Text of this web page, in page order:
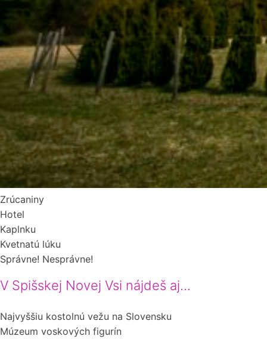
Zrúcaniny
Hotel
Kaplnku
Kvetnatú lúku
Správne! Nesprávne!
V Spišskej Novej Vsi nájdeš aj...
Najvyššiu kostolnú vežu na Slovensku
Múzeum voskových figurín